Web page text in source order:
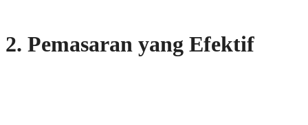
2. Pemasaran yang Efektif